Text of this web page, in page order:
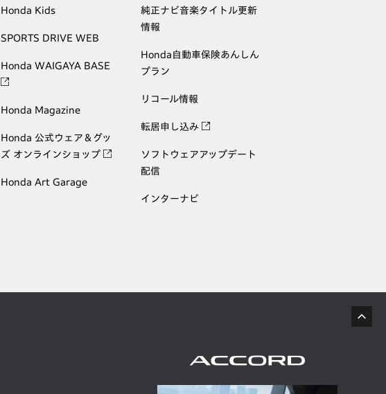
Honda Kids
SPORTS DRIVE WEB
Honda WAIGAYA BASE
Honda Magazine
Honda 公式ウェア＆グッ
ズ オンラインショップ
Honda Art Garage
純正ナビ音楽タイトル更新
情報
Honda自動車保険あんしん
プラン
リコール情報
転居申し込み
ソフトウェアアップデート
配信
インターナビ